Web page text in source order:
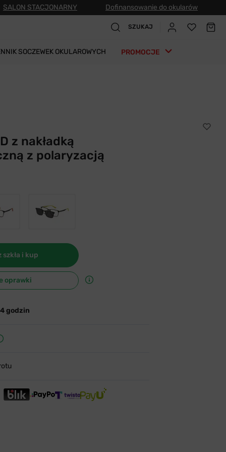
SALON STACJONARNY Dofinansowanie do okularów
SZUKAJ
SOCZEWEK OKULAROWYCH PROMOCJE
z nakładką
z polaryzacją
i kup
oprawki
godzin